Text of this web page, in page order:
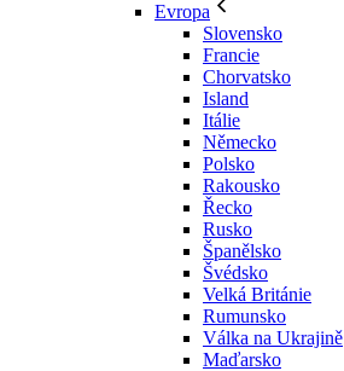
Evropa
Slovensko
Francie
Chorvatsko
Island
Itálie
Německo
Polsko
Rakousko
Řecko
Rusko
Španělsko
Švédsko
Velká Británie
Rumunsko
Válka na Ukrajině
Maďarsko